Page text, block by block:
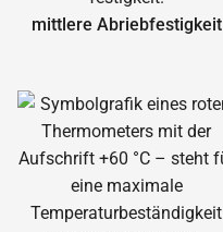
mittlere Abrieb­festigkeit